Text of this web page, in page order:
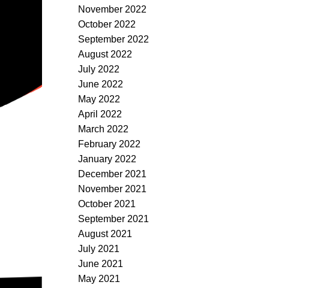
November 2022
October 2022
September 2022
August 2022
July 2022
June 2022
May 2022
April 2022
March 2022
February 2022
January 2022
December 2021
November 2021
October 2021
September 2021
August 2021
July 2021
June 2021
May 2021